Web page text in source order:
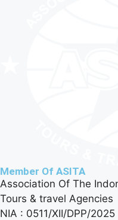
Member Of ASITA
Association Of The
Tours & travel Agencies
NIA : 0511/XII/DPP/2025